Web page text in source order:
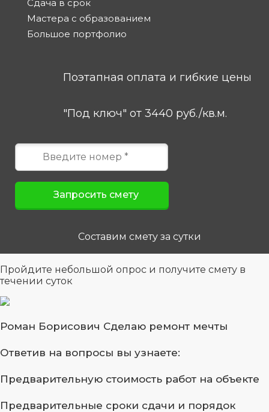
Сдача в срок
Мастера с образованием
Большое портфолио
Поэтапная оплата и гибкие цены
"Под ключ" от 3440 руб./кв.м.
Составим смету за сутки
Пройдите небольшой опрос и получите смету в
течении суток
Роман Борисович Сделаю ремонт мечты
Ответив на вопросы вы узнаете:
Предварительную стоимость работ на объекте
Предварительные сроки сдачи и порядок